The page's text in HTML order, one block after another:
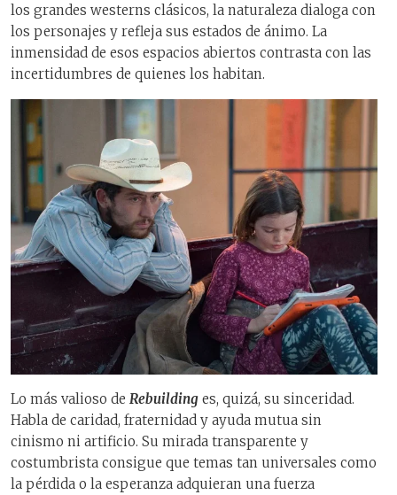
los grandes westerns clásicos, la naturaleza dialoga con
los personajes y refleja sus estados de ánimo. La
inmensidad de esos espacios abiertos contrasta con las
incertidumbres de quienes los habitan.
Lo más valioso de Rebuilding es, quizá, su sinceridad.
Habla de caridad, fraternidad y ayuda mutua sin
cinismo ni artificio. Su mirada transparente y
costumbrista consigue que temas tan universales como
la pérdida o la esperanza adquieran una fuerza